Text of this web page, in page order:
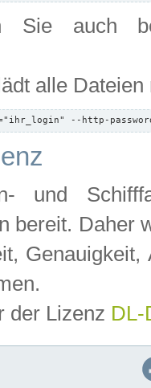
Sie auch
alle
--http-
und
bereit. Daher
der Lizenz